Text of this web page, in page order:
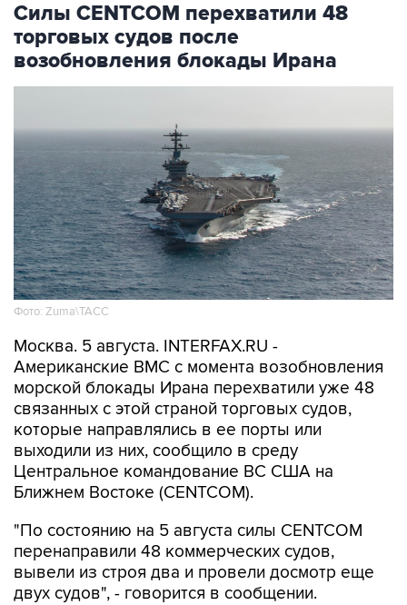
Силы CENTCOM перехватили 48
торговых судов после
возобновления блокады Ирана
Фото: Zuma\ТАСС
Москва. 5 августа. INTERFAX.RU -
Американские ВМС с момента возобновления
морской блокады Ирана перехватили уже 48
связанных с этой страной торговых судов,
которые направлялись в ее порты или
выходили из них, сообщило в среду
Центральное командование ВС США на
Ближнем Востоке (CENTCOM).
"По состоянию на 5 августа силы CENTCOM
перенаправили 48 коммерческих судов,
вывели из строя два и провели досмотр еще
двух судов", - говорится в сообщении.